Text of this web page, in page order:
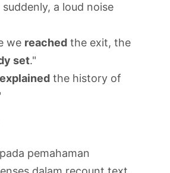
a loud noise
we reached the exit, the
set."
explained the history of
pemahaman